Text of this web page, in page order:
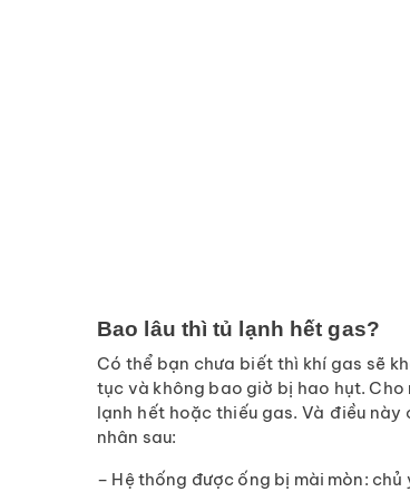
Bao lâu thì tủ lạnh hết gas?
Có thể bạn chưa biết thì khí gas sẽ
tục và không bao giờ bị hao hụt. Cho
lạnh hết hoặc thiếu gas. Và điều
nhân sau:
– Hệ thống được ống bị mài mòn: